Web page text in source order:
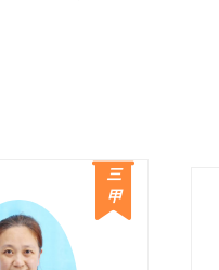
三
甲